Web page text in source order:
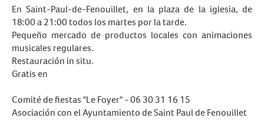
En Saint-Paul-de-Fenouillet, en la plaza de la iglesia, de
18:00 a 21:00 todos los martes por la tarde.
Pequeño mercado de productos locales con animaciones
musicales regulares.
Restauración in situ.
Gratis en
Comité de fiestas "Le Foyer" - 06 30 31 16 15
Asociación con el Ayuntamiento de Saint Paul de Fenouillet